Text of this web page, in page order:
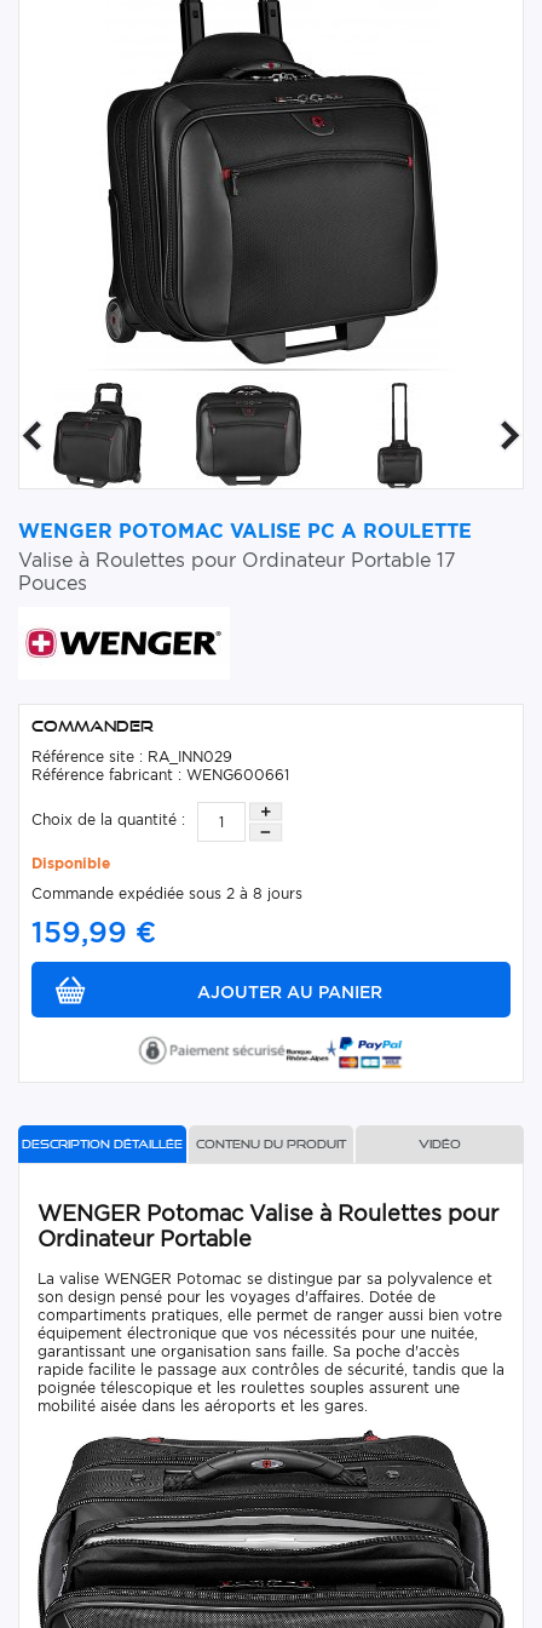
WENGER POTOMAC VALISE PC A ROULETTE
Valise à Roulettes pour Ordinateur Portable 17
Pouces
Commander
Référence site : RA_INN029
Référence fabricant : WENG600661
Choix de la quantité :
Disponible
Commande expédiée sous 2 à 8 jours
159,99 €
Description détaillée Contenu du produit Vidéo
WENGER Potomac Valise à Roulettes pour
Ordinateur Portable
La valise WENGER Potomac se distingue par sa polyvalence et
son design pensé pour les voyages d'affaires. Dotée de
compartiments pratiques, elle permet de ranger aussi bien votre
équipement électronique que vos nécessités pour une nuitée,
garantissant une organisation sans faille. Sa poche d'accès
rapide facilite le passage aux contrôles de sécurité, tandis que la
poignée télescopique et les roulettes souples assurent une
mobilité aisée dans les aéroports et les gares.